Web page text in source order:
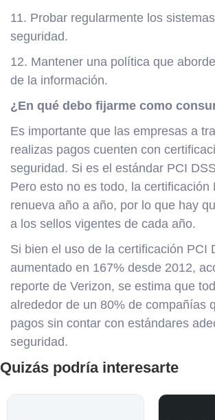
11. Probar regularmente los
seguridad.
12. Mantener una política que
de la información.
¿En qué debo fijarme como
Es importante que las empresas a
realizas pagos cuenten con
seguridad. Si es el estándar PCI
Pero esto no es todo, la certificación
renueva año a año, por lo que hay
a los sellos vigentes de cada año.
Si bien el uso de la certificación PCI
aumentado en 167% desde 2012,
reporte de Verizon, se estima que
alrededor de un 80% de compañías
pagos sin contar con estándares
seguridad.
Quizás podría interesarte